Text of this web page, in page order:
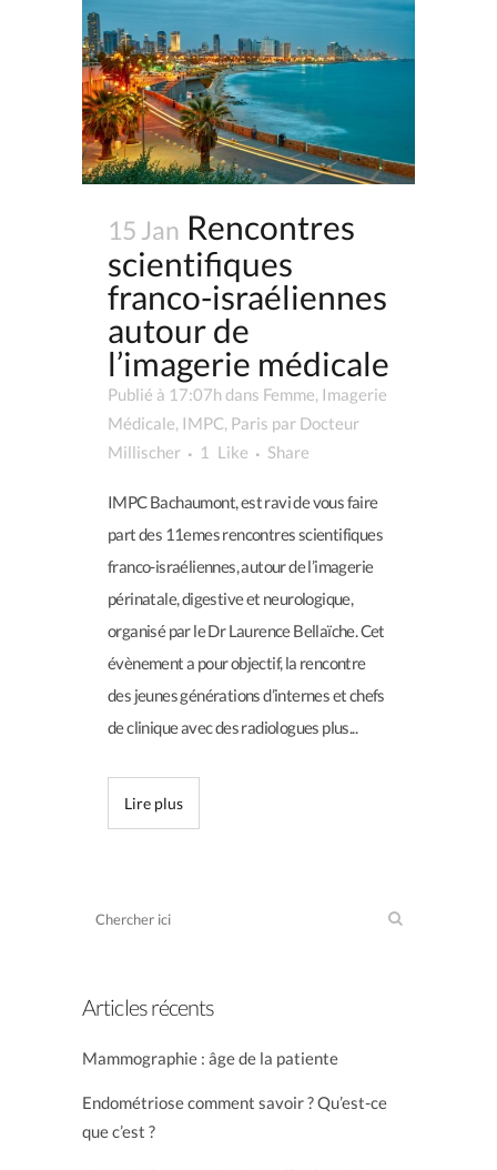
15 Jan Rencontres
scientifiques
franco-israéliennes
autour de
l’imagerie médicale
Publié à 17:07hdans Femme, Imagerie
Médicale, IMPC, Paris par Docteur
Millischer
1 Like Share
IMPC Bachaumont, est ravi de vous faire
part des 11emes rencontres scientifiques
franco-israéliennes, autour de l’imagerie
périnatale, digestive et neurologique,
organisé par le Dr Laurence Bellaïche. Cet
évènement a pour objectif, la rencontre
des jeunes générations d’internes et chefs
de clinique avec des radiologues plus...
Lire plus
Articles récents
Mammographie : âge de la patiente
Endométriose comment savoir ? Qu’est-ce
que c’est ?